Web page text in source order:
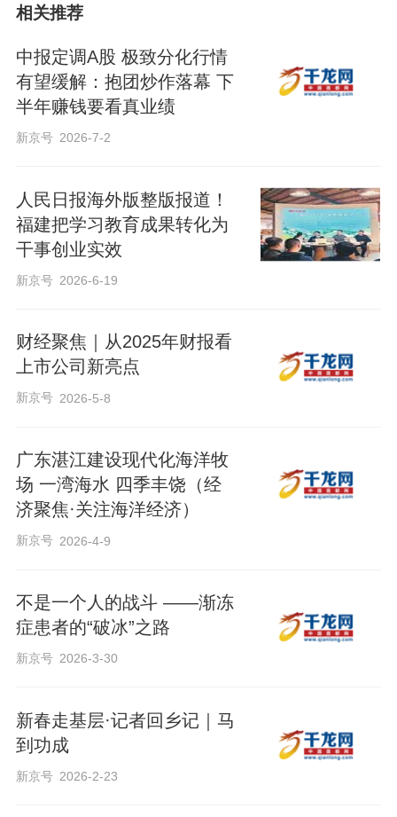
相关推荐
中报定调A股 极致分化行情
有望缓解：抱团炒作落幕 下
半年赚钱要看真业绩
新京号 2026-7-2
人民日报海外版整版报道！
福建把学习教育成果转化为
干事创业实效
新京号 2026-6-19
财经聚焦｜从2025年财报看
上市公司新亮点
新京号 2026-5-8
广东湛江建设现代化海洋牧
场 一湾海水 四季丰饶（经
济聚焦·关注海洋经济）
新京号 2026-4-9
不是一个人的战斗 ——渐冻
症患者的“破冰”之路
新京号 2026-3-30
新春走基层·记者回乡记｜马
到功成
新京号 2026-2-23